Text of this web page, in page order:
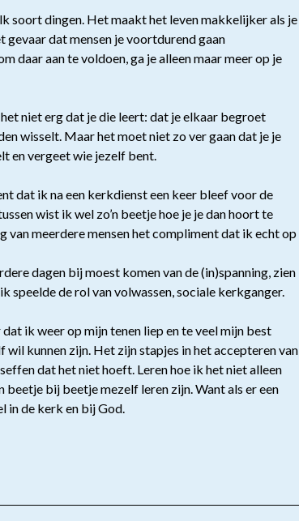
soort dingen. Het maakt het leven makkelijker als je
gevaar dat mensen je voortdurend gaan
daar aan te voldoen, ga je alleen maar meer op je
niet erg dat je die leert: dat je elkaar begroet
wisselt. Maar het moet niet zo ver gaan dat je je
en vergeet wie jezelf bent.
dat ik na een kerkdienst een keer bleef voor de
wist ik wel zo’n beetje hoe je je dan hoort te
meerdere mensen het compliment dat ik echt op
dagen bij moest komen van de (in)spanning, zien
speelde de rol van volwassen, sociale kerkganger.
ik weer op mijn tenen liep en te veel mijn best
kunnen zijn. Het zijn stapjes in het accepteren van
dat het niet hoeft. Leren hoe ik het niet alleen
beetje bij beetje mezelf leren zijn. Want als er een
in de kerk en bij God.